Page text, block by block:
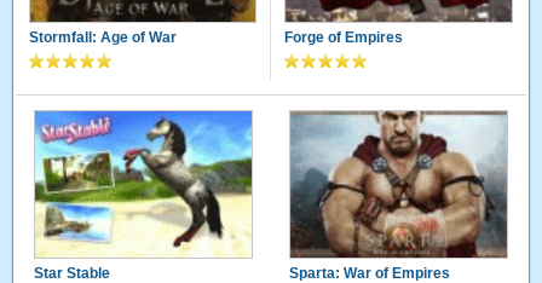
Stormfall: Age of War Forge of Empires
Star Stable Sparta: War of Empires